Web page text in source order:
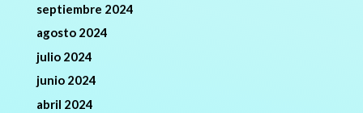
septiembre 2024
agosto 2024
julio 2024
junio 2024
abril 2024